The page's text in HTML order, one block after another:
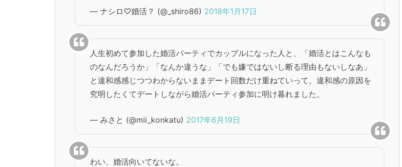
— ナシロ♡婚活？ (@_shiro86) 2018年1月17日
人生初めて参加した婚活パーティでカップルになった人と、「婚活とはこんなも
のなんだろうか」「なんか違うな」「でも嫌ではないし断る理由もないしなあ」
と違和感感じつつわからないままデート回数だけ重ねていって。違和感の原因を
究明したくてデートしながら婚活パーティ参加に明け暮れました。
— みさと (@mii_konkatu) 2017年6月19日
わい、婚活向いてないな。